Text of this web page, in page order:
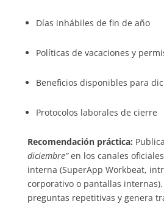
Días inhábiles de fin de año
Políticas de vacaciones y
Beneficios disponibles para
Protocolos laborales de cierre
Recomendación práctica:
diciembre”en los canales
interna (SuperApp Workbeat,
corporativo o pantallas
preguntas repetitivas y genera